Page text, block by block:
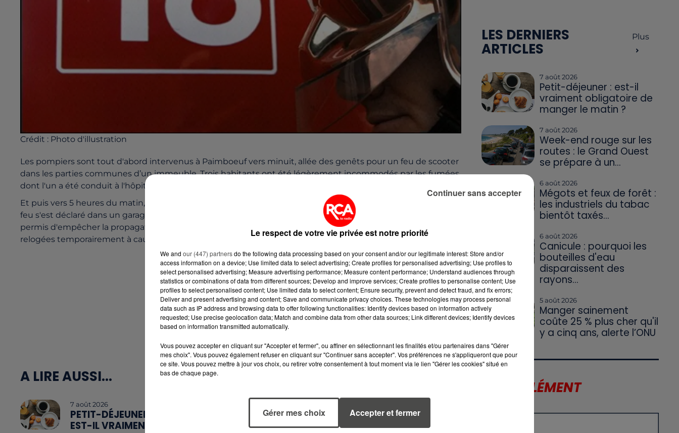
Crédit : Photo d'illustration
Les pompiers sont tout d'abord intervenus à Paimboeuf vers minuit, allée des genêts pour un feu de scooter
dans les parties communes d’un immeuble. Trois habitants ont été légèrement incommodés par les fumées,
dont l'un a été conduit à l'hôpital de Saint-Nazaire.
Et puis vers 5 heures du matin, les pompiers ont été appelés pour un autre incendie à la Plaine-sur-Mer. Un
feu s'est déclaré dans un garage au niveau du lieudit la Fendoire. L'intervention des sapeurs-pompiers a
permis d'empêcher la propagation des flammes à la maison voisine. Deux personnes ont cependant dû être
relogées temporairement à cause des fumées.
A LIRE AUSSI...
7 août 2026
PETIT-DÉJEUNER :
EST-IL VRAIMENT
WEEK-END
ROUGE SUR LES
MÉGOTS ET FEUX
DE FORÊT : LES
LES DERNIERS
ARTICLES
Plus
7 août 2026
Petit-déjeuner : est-il
vraiment obligatoire de
manger le matin ?
7 août 2026
Week-end rouge sur les
routes : le Grand Ouest
se prépare à un...
6 août 2026
Mégots et feux de forêt :
les industriels du tabac
bientôt taxés...
6 août 2026
Canicule : pourquoi les
bouteilles d'eau
disparaissent des
rayons...
5 août 2026
Manger sainement
coûte 25 % plus cher qu'il
y a cinq ans, alerte l’ONU
LE SUPPLÉMENT
Le respect de votre vie privée est notre priorité
We and our (447) partnersdo the following data processing based on your consent and/or our legitimate interest: Store and/or
access information on a device; Use limited data to select advertising; Create profiles for personalised advertising; Use profiles to
select personalised advertising; Measure advertising performance; Measure content performance; Understand audiences through
statistics or combinations of data from different sources; Develop and improve services; Create profiles to personalise content; Use
profiles to select personalised content; Use limited data to select content; Ensure security, prevent and detect fraud, and fix errors;
Deliver and present advertising and content; Save and communicate privacy choices. These technologies may process personal
data such as IP address and browsing data to offer following functionalities: Identify devices based on information actively
requested; Use precise geolocation data; Match and combine data from other data sources; Link different devices; Identify devices
based on information transmitted automatically.
Vous pouvez accepter en cliquant sur "Accepter et fermer", ou affiner en sélectionnant les finalités et/ou partenaires dans "Gérer
mes choix". Vous pouvez également refuser en cliquant sur "Continuer sans accepter". Vos préférences ne s'appliqueront que pour
ce site. Vous pouvez mettre à jour vos choix, ou retirer votre consentement à tout moment via le lien "Gérer les cookies" situé en
bas de chaque page.
Gérer mes choix Accepter et fermer
Continuer sans accepter